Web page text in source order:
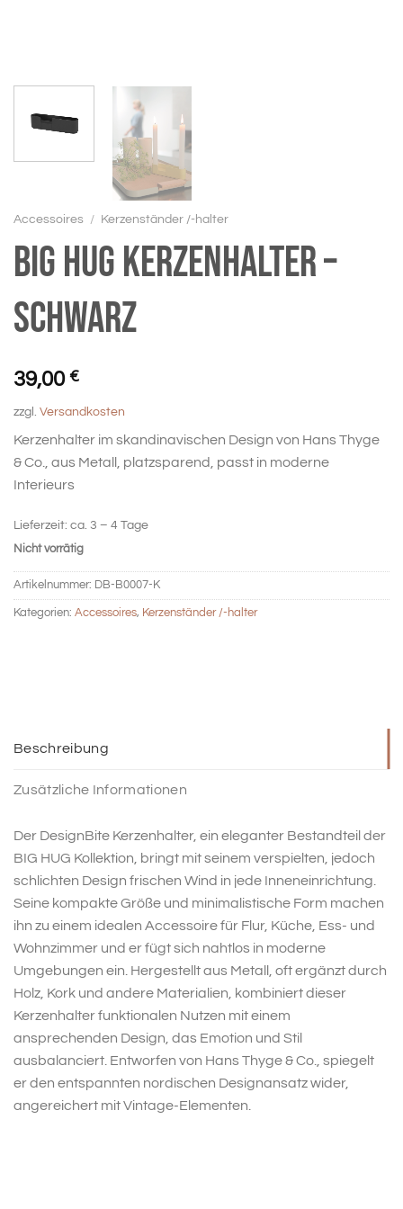
Accessoires / Kerzenständer /-halter
BIG HUG Kerzenhalter –
schwarz
39,00 €
zzgl. Versandkosten
Kerzenhalter im skandinavischen Design von Hans Thyge
& Co., aus Metall, platzsparend, passt in moderne
Interieurs
Lieferzeit: ca. 3 – 4 Tage
Nicht vorrätig
Artikelnummer: DB-B0007-K
Kategorien: Accessoires, Kerzenständer /-halter
Beschreibung
Zusätzliche Informationen
Der DesignBite Kerzenhalter, ein eleganter Bestandteil der
BIG HUG Kollektion, bringt mit seinem verspielten, jedoch
schlichten Design frischen Wind in jede Inneneinrichtung.
Seine kompakte Größe und minimalistische Form machen
ihn zu einem idealen Accessoire für Flur, Küche, Ess- und
Wohnzimmer und er fügt sich nahtlos in moderne
Umgebungen ein. Hergestellt aus Metall, oft ergänzt durch
Holz, Kork und andere Materialien, kombiniert dieser
Kerzenhalter funktionalen Nutzen mit einem
ansprechenden Design, das Emotion und Stil
ausbalanciert. Entworfen von Hans Thyge & Co., spiegelt
er den entspannten nordischen Designansatz wider,
angereichert mit Vintage-Elementen.